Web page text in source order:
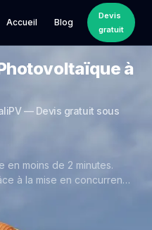
Accueil Blog
Devis
gratuit
à
— Devis gratuit sous
en moins de 2 minutes.
à la mise en concurrence